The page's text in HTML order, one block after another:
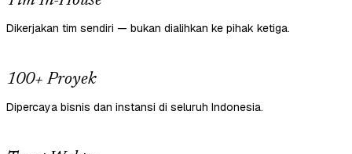
Dikerjakan tim sendiri — bukan dialihkan ke pihak ketiga.
100+ Proyek
Dipercaya bisnis dan instansi di seluruh Indonesia.